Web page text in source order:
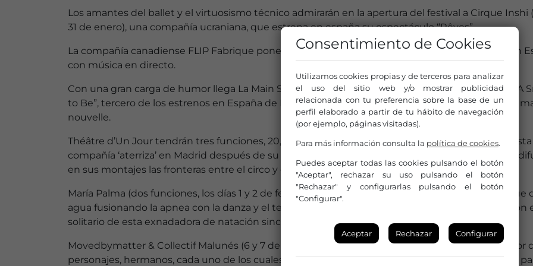
Los amantes del ballet y el virtuosismo técnico admirarán en la apertura del festival a Cirque Inshi
31 de enero), una compañía ucraniana, que estrena en españa su espectáculo “Rêves”.
La compañía canadiense FLIP Fabrique pone en escena el 8 y 9 de febrero “Blizzard”, estreno en
con música en directo.
Con una gran carga de humor llega La Main S’Affaire (15 y 16 de febrero), que en el espectáculo “A
to Be”, tercero de los estrenos en España de Riesgo, conjuga el nuevo circo con la denominada
nouvelle.
Théâtre d’Un Jour tendrán tres funciones, 20, 21 y 22 de febrero, de su espectáculo “ Reclaim”. Esta
compañía ‘aterriza’ en Madrid después de su paso por el Festival d’Avignòn. La compañía belga
en sus montajes las fronteras entre el circo y otras artes (ópera, teatro, danza, música…).
María Palma (dos funciones, los días 1 y 2 de febrero) es una artista que se sumerge en un tanque
agua fusionando la apnea con la danza y el teatro físico. “La voz sumergida” es la primera creación
solitario de esta exnadadora de natación sincronizada iniciada en las artes del circo.
Movedbymatter & Collectif Malunés (6 y 7 de febrero) presentarán “BITBYBIT”, protagonizado por
personajes, hermanos, cada uno de los cuales muerde con fuerza una pieza de goma, de la que
Consentimiento de Cookies
Utilizamos cookies propias y de terceros para analizar
el uso del sitio web y/o mostrar publicidad
relacionada con tu preferencia sobre la base de un
perfil elaborado a partir de tu hábito de navegación
(por ejemplo, páginas visitadas).
Para más información consulta la política de cookies.
Puedes aceptar todas las cookies pulsando el botón
"Aceptar", rechazar su uso pulsando el botón
"Rechazar" y configurarlas pulsando el botón
"Configurar".
Aceptar Rechazar Configurar